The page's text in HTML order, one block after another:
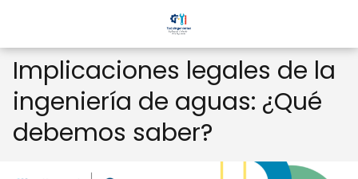
Implicaciones legales de la
ingeniería de aguas: ¿Qué
debemos saber?